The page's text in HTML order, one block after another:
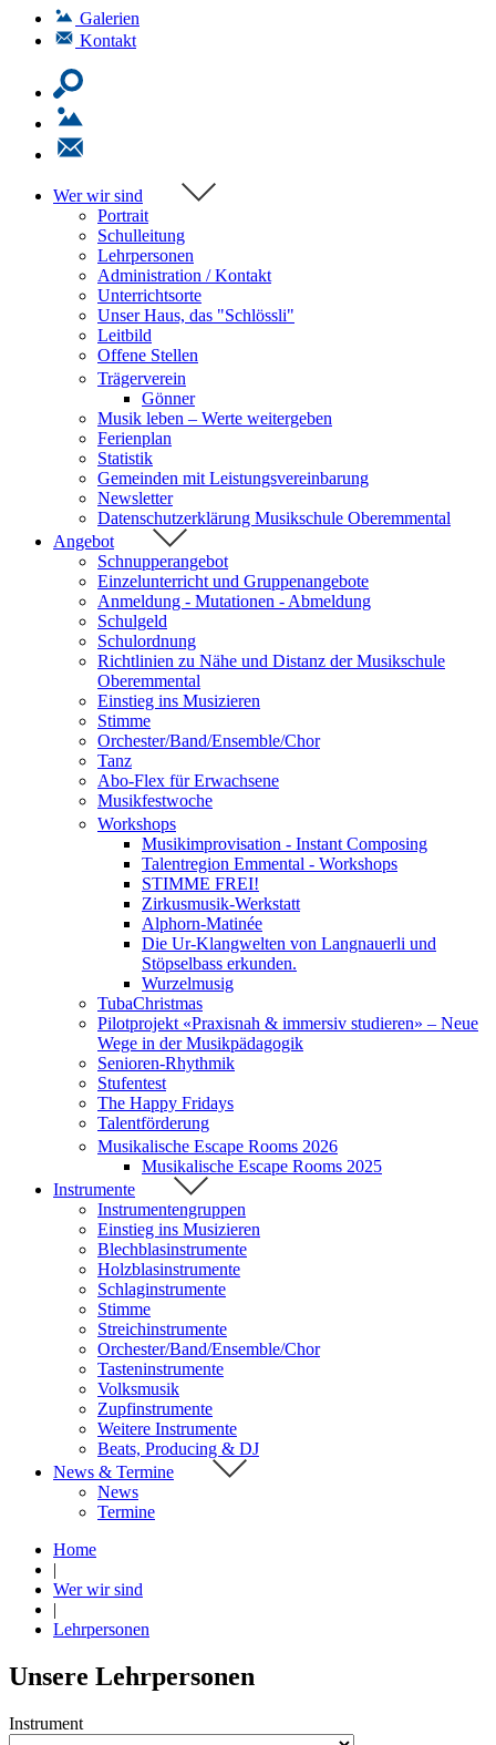
Galerien
Kontakt
Wer wir sind
Portrait
Schulleitung
Lehrpersonen
Administration / Kontakt
Unterrichtsorte
Unser Haus, das "Schlössli"
Leitbild
Offene Stellen
Trägerverein
Gönner
Musik leben – Werte weitergeben
Ferienplan
Statistik
Gemeinden mit Leistungsvereinbarung
Newsletter
Datenschutzerklärung Musikschule Oberemmental
Angebot
Schnupperangebot
Einzelunterricht und Gruppenangebote
Anmeldung - Mutationen - Abmeldung
Schulgeld
Schulordnung
Richtlinien zu Nähe und Distanz der Musikschule
Oberemmental
Einstieg ins Musizieren
Stimme
Orchester/Band/Ensemble/Chor
Tanz
Abo-Flex für Erwachsene
Musikfestwoche
Workshops
Musikimprovisation - Instant Composing
Talentregion Emmental - Workshops
STIMME FREI!
Zirkusmusik-Werkstatt
Alphorn-Matinée
Die Ur-Klangwelten von Langnauerli und
Stöpselbass erkunden.
Wurzelmusig
TubaChristmas
Pilotprojekt «Praxisnah & immersiv studieren» – Neue
Wege in der Musikpädagogik
Senioren-Rhythmik
Stufentest
The Happy Fridays
Talentförderung
Musikalische Escape Rooms 2026
Musikalische Escape Rooms 2025
Instrumente
Instrumentengruppen
Einstieg ins Musizieren
Blechblasinstrumente
Holzblasinstrumente
Schlaginstrumente
Stimme
Streichinstrumente
Orchester/Band/Ensemble/Chor
Tasteninstrumente
Volksmusik
Zupfinstrumente
Weitere Instrumente
Beats, Producing & DJ
News & Termine
News
Termine
Home
Wer wir sind
Lehrpersonen
Unsere Lehrpersonen
Instrument